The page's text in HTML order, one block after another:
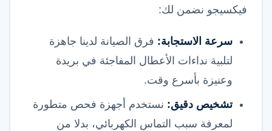
فيكسيجو نضمن لك:
سرعة الاستجابة: فرق الصيانة لدينا جاهزة
لتلبية نداءات الأعطال المفاجئة في بريدة
وعنيزة بأسرع وقت.
تشخيص دقيق: نستخدم أجهزة فحص متطورة
لمعرفة سبب التماس الكهربائي، بدلا من